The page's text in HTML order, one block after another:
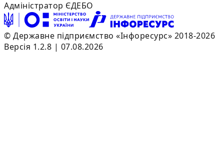
Адміністратор ЄДЕБО
© Державне підприємство «Інфоресурс» 2018-2026
Версія 1.2.8 | 07.08.2026